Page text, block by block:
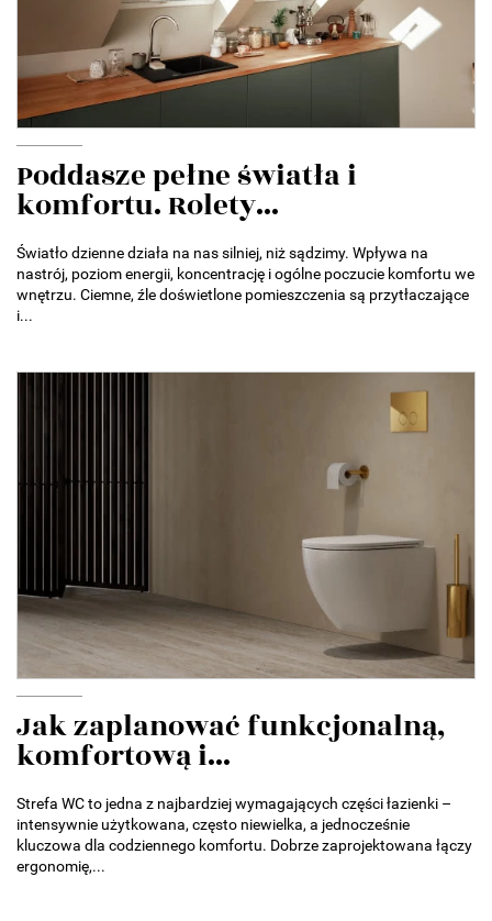
Poddasze pełne światła i
komfortu. Rolety...
Światło dzienne działa na nas silniej, niż sądzimy. Wpływa na
nastrój, poziom energii, koncentrację i ogólne poczucie komfortu we
wnętrzu. Ciemne, źle doświetlone pomieszczenia są przytłaczające
i...
Jak zaplanować funkcjonalną,
komfortową i...
Strefa WC to jedna z najbardziej wymagających części łazienki –
intensywnie użytkowana, często niewielka, a jednocześnie
kluczowa dla codziennego komfortu. Dobrze zaprojektowana łączy
ergonomię,...